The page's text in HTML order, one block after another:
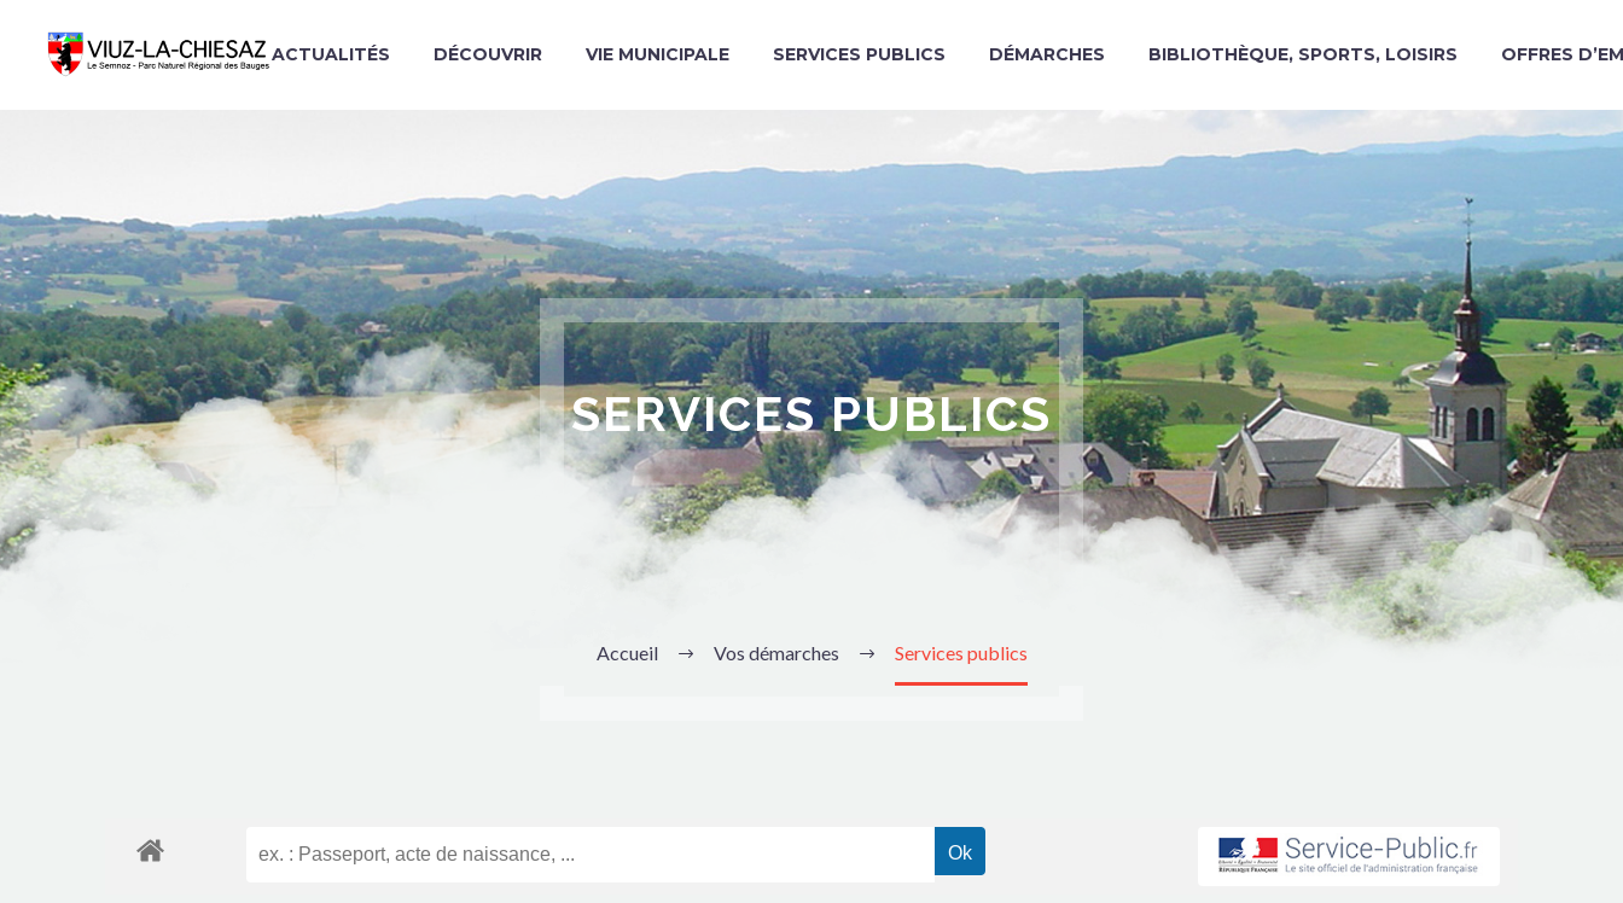
ACTUALITÉS DÉCOUVRIR VIE MUNICIPALE SERVICES PUBLICS DÉMARCHES BIBLIOTHÈQUE, SPORTS, LOISIRS OFFRES
SERVICES PUBLICS
Accueil Vos démarches Services publics